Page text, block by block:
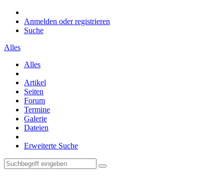
Anmelden oder registrieren
Suche
Alles
Alles
Artikel
Seiten
Forum
Termine
Galerie
Dateien
Erweiterte Suche